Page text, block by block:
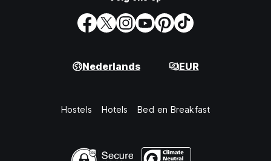
Nederlands EUR
Hostels Hotels Bed en Breakfast